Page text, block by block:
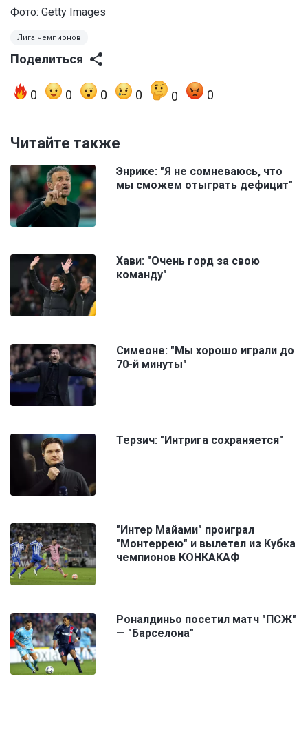
Фото: Getty Images
Лига чемпионов
Поделиться
0 0 0 0 0 0
Читайте также
Энрике: "Я не сомневаюсь, что
мы сможем отыграть дефицит"
Хави: "Очень горд за свою
команду"
Симеоне: "Мы хорошо играли до
70-й минуты"
Терзич: "Интрига сохраняется"
"Интер Майами" проиграл
"Монтеррею" и вылетел из Кубка
чемпионов КОНКАКАФ
Роналдиньо посетил матч "ПСЖ"
— "Барселона"